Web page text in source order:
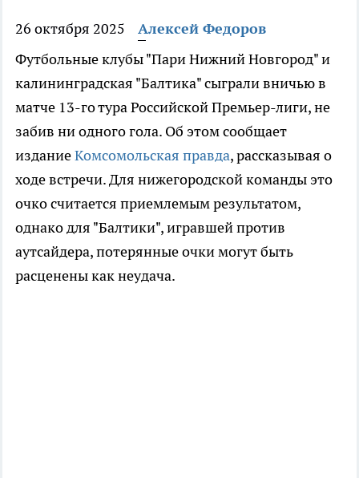
26 октября 2025
Алексей Федоров
Футбольные клубы "Пари Нижний Новгород" и
калининградская "Балтика" сыграли вничью в
матче 13-го тура Российской Премьер-лиги, не
забив ни одного гола. Об этом сообщает
изданиеКомсомольская правда, рассказывая о
ходе встречи. Для нижегородской команды это
очко считается приемлемым результатом,
однако для "Балтики", игравшей против
аутсайдера, потерянные очки могут быть
расценены как неудача.